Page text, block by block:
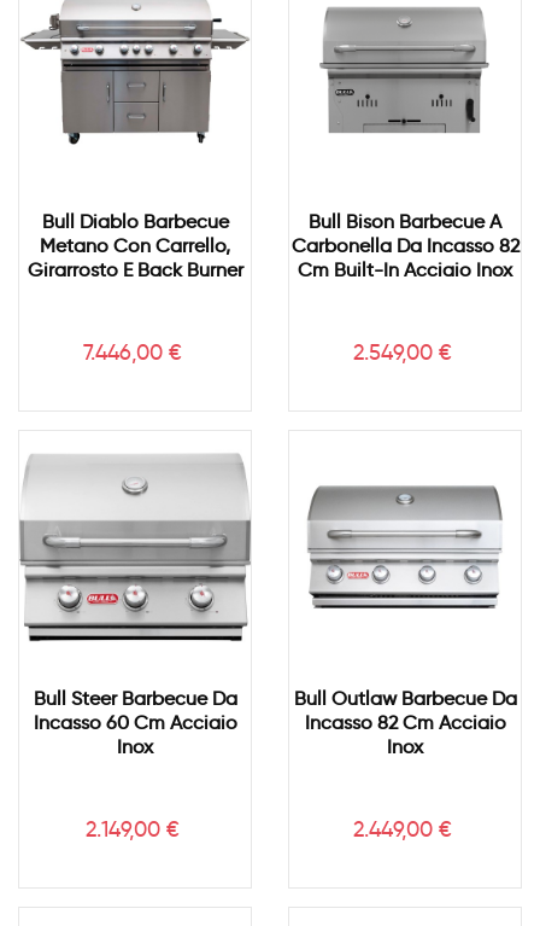
Bull Diablo Barbecue
Metano Con Carrello,
Girarrosto E Back Burner
Prezzo
7.446,00 €
Bull Bison Barbecue A
Carbonella Da Incasso 82
Cm Built-In Acciaio Inox
Prezzo
2.549,00 €
Bull Steer Barbecue Da
Incasso 60 Cm Acciaio
Inox
Prezzo
2.149,00 €
Bull Outlaw Barbecue Da
Incasso 82 Cm Acciaio
Inox
Prezzo
2.449,00 €